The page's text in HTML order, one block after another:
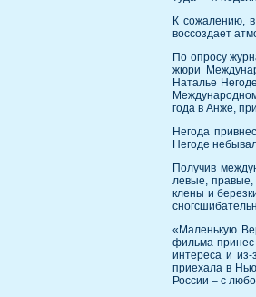
К сожалению,
воссоздает
По опросу
жюри
Наталье
года в Анже,
Негода
Негоде
Получив
левые, правые,
клены и
«Маленькую
фильма принес
интереса и
приехала в
России – с